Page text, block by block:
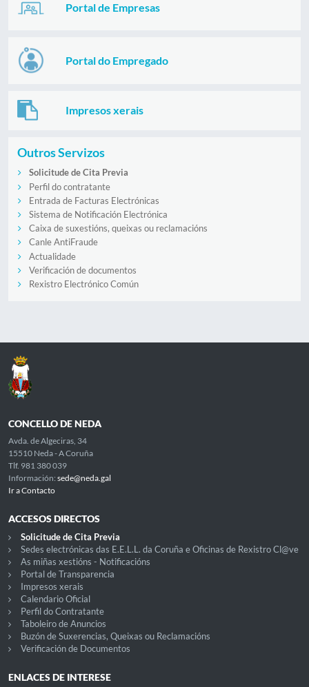
Portal de Empresas
Portal do Empregado
Impresos xerais
Outros Servizos
Solicitude de Cita Previa
Perfil do contratante
Entrada de Facturas Electrónicas
Sistema de Notificación Electrónica
Caixa de suxestións, queixas ou reclamacións
Canle AntiFraude
Actualidade
Verificación de documentos
Rexistro Electrónico Común
CONCELLO DE NEDA
Avda. de Algeciras, 34
15510 Neda - A Coruña
Tlf. 981 380 039
Información: sede@neda.gal
Ir a Contacto
ACCESOS DIRECTOS
Solicitude de Cita Previa
Sedes electrónicas das E.E.L.L. da Coruña e Oficinas de Rexistro Cl@ve
As miñas xestións - Notificacións
Portal de Transparencia
Impresos xerais
Calendario Oficial
Perfil do Contratante
Taboleiro de Anuncios
Buzón de Suxerencias, Queixas ou Reclamacións
Verificación de Documentos
ENLACES DE INTERESE